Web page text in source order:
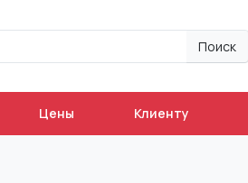
Поиск
Цены Клиенту